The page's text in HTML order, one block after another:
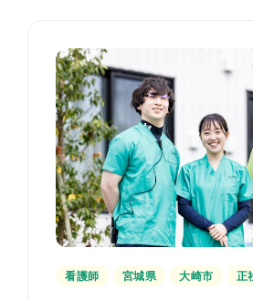
看護師 宮城県 大崎市 正